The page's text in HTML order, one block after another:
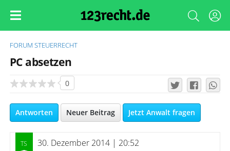
FORUM STEUERRECHT
PC absetzen
0
Antworten Neuer Beitrag Jetzt Anwalt fragen
30. Dezember 2014 | 20:52